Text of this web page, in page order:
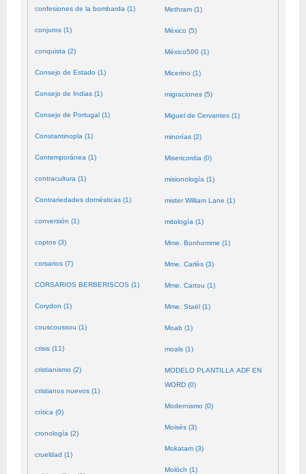
confesiones de la bombarda (1)
conjuros (1)
conquista (2)
Consejo de Estado (1)
Consejo de Indias (1)
Consejo de Portugal (1)
Constantinopla (1)
Contemporánea (1)
contracultura (1)
Contrariedades domésticas (1)
conversión (1)
coptos (3)
corsarios (7)
CORSARIOS BERBERISCOS (1)
Corydon (1)
couscoussou (1)
crisis (11)
cristianismo (2)
cristianos nuevos (1)
crítica (0)
cronología (2)
crueldad (1)
Methram (1)
México (5)
México500 (1)
Micerino (1)
migraciones (5)
Miguel de Cervantes (1)
minorías (2)
Misericordia (0)
misionología (1)
mister William Lane (1)
mitología (1)
Mme. Bonhomme (1)
Mme. Carlès (3)
Mme. Cartou (1)
Mme. Staël (1)
Moab (1)
moals (1)
MODELO PLANTILLA ADF EN
WORD (0)
Modernismo (0)
Moisés (3)
Mokatam (3)
Molóch (1)